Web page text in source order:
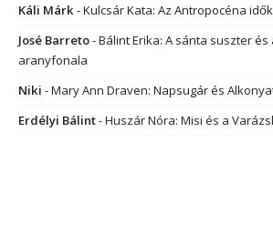
Káli Márk-Kulcsár Kata: Az Antropocéna
José Barreto-Bálint Erika: A sánta suszter
aranyfonala
Niki -Mary Ann Draven: Napsugár és
Erdélyi Bálint-Huszár Nóra: Misi és a